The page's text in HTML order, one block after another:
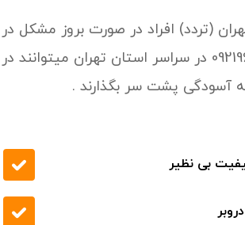
(تردد) افراد در صورت بروز مشکل
نمودن با شماره 09219671022 در سراسر
آسودگی پشت سر بگذارند .
بی نظیر